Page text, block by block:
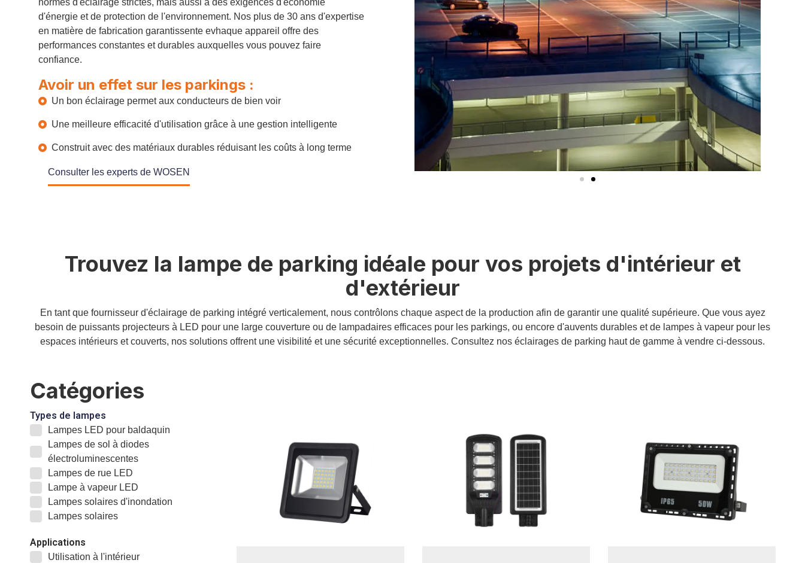
d'énergie et de protection de l'environnement. Nos plus de 30 ans d'expertise
en matière de fabrication garantissente evhaque appareil offre des
performances constantes et durables auxquelles vous pouvez faire
confiance.
Avoir un effet sur les parkings :
Un bon éclairage permet aux conducteurs de bien voir
Une meilleure efficacité d'utilisation grâce à une gestion intelligente
Construit avec des matériaux durables réduisant les coûts à long terme
Consulter les experts de WOSEN
Trouvez la lampe de parking idéale pour vos projets d'intérieur et
d'extérieur
En tant que fournisseur d'éclairage de parking intégré verticalement, nous contrôlons chaque aspect de la production afin de garantir une qualité supérieure. Que vous ayez
besoin de puissants projecteurs à LED pour une large couverture ou de lampadaires efficaces pour les parkings, ou encore d'auvents durables et de lampes à vapeur pour les
espaces intérieurs et couverts, nos solutions offrent une visibilité et une sécurité exceptionnelles. Consultez nos éclairages de parking haut de gamme à vendre ci-dessous.
Catégories
Types de lampes
Lampes LED pour baldaquin
Lampes de sol à diodes
électroluminescentes
Lampes de rue LED
Lampe à vapeur LED
Lampes solaires d'inondation
Lampes solaires
Applications
Utilisation à l'intérieur